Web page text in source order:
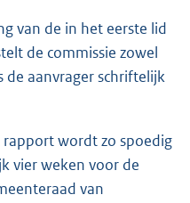
van de in het eerste lid
de commissie zowel
de aanvrager schriftelijk
wordt zo spoedig
vier weken voor de
van